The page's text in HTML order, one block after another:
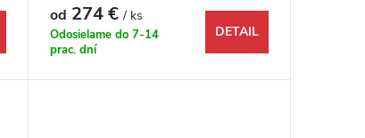
od 274 €/ ks
Odosielame do 7-14
prac. dní
DETAIL